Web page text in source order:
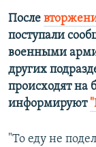
После
поступали
военными
других
происходят на
информируют
"То еду не